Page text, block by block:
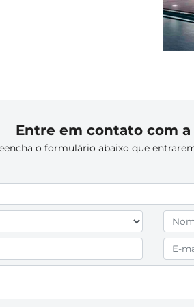
Entre em contato com
o formulário abaixo que